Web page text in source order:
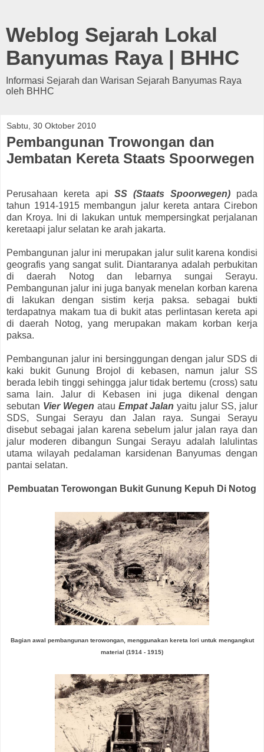
Weblog Sejarah Lokal
Banyumas Raya | BHHC
Informasi Sejarah dan Warisan Sejarah Banyumas Raya
oleh BHHC
Sabtu, 30 Oktober 2010
Pembangunan Trowongan dan
Jembatan Kereta Staats Spoorwegen
Perusahaan kereta api SS (Staats Spoorwegen) pada
tahun 1914-1915 membangun jalur kereta antara Cirebon
dan Kroya. Ini di lakukan untuk mempersingkat perjalanan
keretaapi jalur selatan ke arah jakarta.
Pembangunan jalur ini merupakan jalur sulit karena kondisi
geografis yang sangat sulit. Diantaranya adalah perbukitan
di daerah Notog dan lebarnya sungai Serayu.
Pembangunan jalur ini juga banyak menelan korban karena
di lakukan dengan sistim kerja paksa. sebagai bukti
terdapatnya makam tua di bukit atas perlintasan kereta api
di daerah Notog, yang merupakan makam korban kerja
paksa.
Pembangunan jalur ini bersinggungan dengan jalur SDS di
kaki bukit Gunung Brojol di kebasen, namun jalur SS
berada lebih tinggi sehingga jalur tidak bertemu (cross) satu
sama lain. Jalur di Kebasen ini juga dikenal dengan
sebutan Vier Wegen atau Empat Jalan yaitu jalur SS, jalur
SDS, Sungai Serayu dan Jalan raya. Sungai Serayu
disebut sebagai jalan karena sebelum jalur jalan raya dan
jalur moderen dibangun Sungai Serayu adalah lalulintas
utama wilayah pedalaman karsidenan Banyumas dengan
pantai selatan.
Pembuatan Terowongan Bukit Gunung Kepuh Di Notog
Bagian awal pembangunan terowongan, menggunakan kereta lori untuk mengangkut
material (1914 - 1915)